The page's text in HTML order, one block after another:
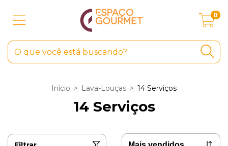
0
Início > Lava-Louças > 14 Serviços
14 Serviços